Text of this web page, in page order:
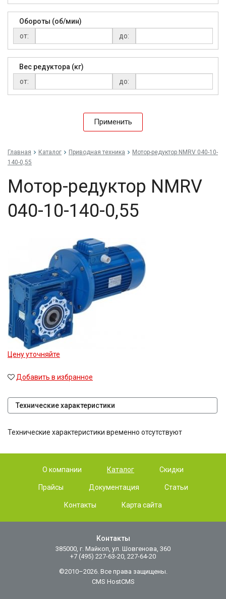
Обороты (об/мин)
от:
до:
Вес редуктора (кг)
от:
до:
Применить
Главная Каталог Приводная техника
Мо­тор-ре­дук­тор NMRV 040-10-
140-0,55
Мо­тор-ре­дук­тор NMRV
040-10-140-0,55
Цену уточняйте
Добавить в избранное
Технические характеристики
Технические характеристики временно отсутствуют
О компании Каталог Скидки
Прайсы Документация Статьи
Контакты Карта сайта
Контакты
385000, г. Майкоп, ул. Шовгенова, 360
+7 (495) 227-63-20, 227-64-20
©2010–2026. Все права защищены.
CMS HostCMS